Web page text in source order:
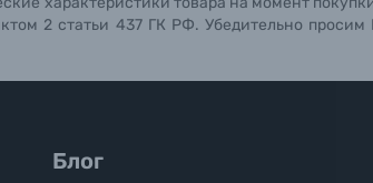
2 статьи 437 ГК РФ. Убедительно
Блог